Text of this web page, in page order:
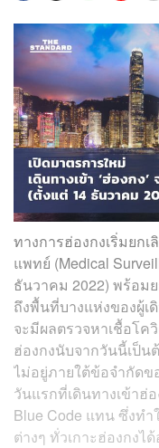
ทางการฮ่องกงเริ่มยก
แพทย์ (Medical
ธันวาคม 2022) พร้อมย
ถึงพื้นที่บางแห่งของผู้เ
จะมีผลตรวจหาเชื้อโค
ฮ่องกงนับจากวันนี้เป็น
ไม่อยู่ภายใต้ข้อจำกัดข
วันแรกที่เดินทางเข้าฮ่
Blue Code แทน ซึ่งท
ต่างๆ ทั่วเกาะฮ่องกงไ